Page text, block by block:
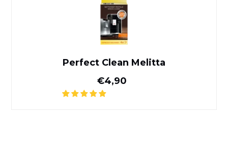
Perfect Clean Melitta
Normale prijs
€4,90